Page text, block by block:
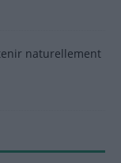
naturellement